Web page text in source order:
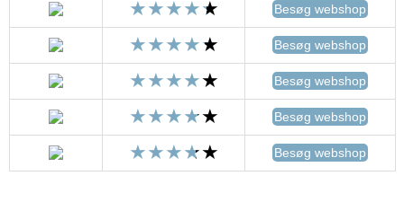
Besøg webshop
Besøg webshop
Besøg webshop
Besøg webshop
Besøg webshop